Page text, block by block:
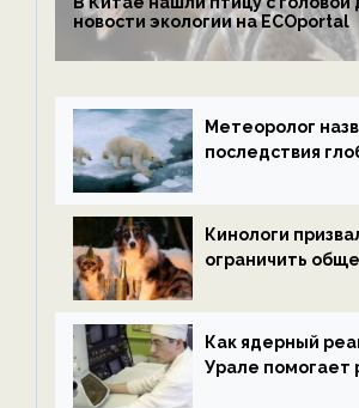
новости экологии на ECOportal
Метеоролог
последствия
ECOportal
Кинологи
ограничить
ECOportal
Как ядерный
Урале помогает